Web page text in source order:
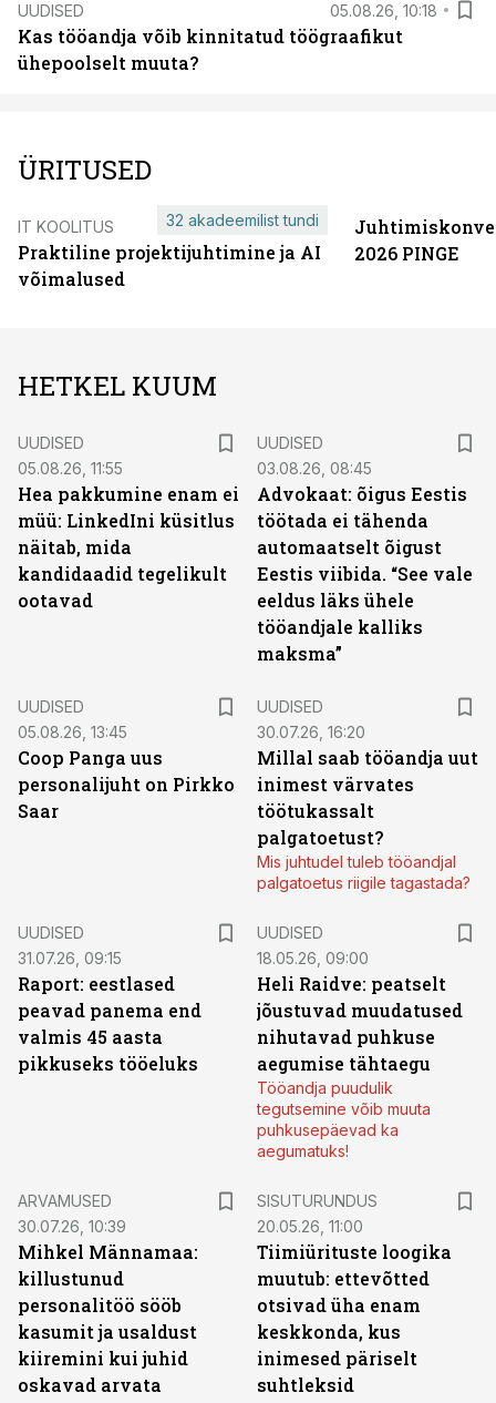
UUDISED 05.08.26, 10:18
Kas tööandja võib kinnitatud töögraafikut
ühepoolselt muuta?
ÜRITUSED
IT KOOLITUS
Praktiline projektijuhtimine ja AI
võimalused
32 akadeemilist tundi
2026 PINGE
HETKEL KUUM
UUDISED
05.08.26, 11:55
Hea pakkumine enam ei
müü: LinkedIni küsitlus
näitab, mida
kandidaadid tegelikult
ootavad
UUDISED
03.08.26, 08:45
Advokaat: õigus Eestis
töötada ei tähenda
automaatselt õigust
Eestis viibida. “See vale
eeldus läks ühele
tööandjale kalliks
maksma”
UUDISED
05.08.26, 13:45
Coop Panga uus
personalijuht on Pirkko
Saar
UUDISED
30.07.26, 16:20
Millal saab tööandja uut
inimest värvates
töötukassalt
palgatoetust?
Mis juhtudel tuleb tööandjal
palgatoetus riigile tagastada?
UUDISED
31.07.26, 09:15
Raport: eestlased
peavad panema end
valmis 45 aasta
pikkuseks tööeluks
UUDISED
18.05.26, 09:00
Heli Raidve: peatselt
jõustuvad muudatused
nihutavad puhkuse
aegumise tähtaegu
Tööandja puudulik
tegutsemine võib muuta
puhkusepäevad ka
aegumatuks!
ARVAMUSED
30.07.26, 10:39
Mihkel Männamaa:
killustunud
personalitöö sööb
kasumit ja usaldust
kiiremini kui juhid
oskavad arvata
SISUTURUNDUS
20.05.26, 11:00
Tiimiürituste loogika
muutub: ettevõtted
otsivad üha enam
keskkonda, kus
inimesed päriselt
suhtleksid